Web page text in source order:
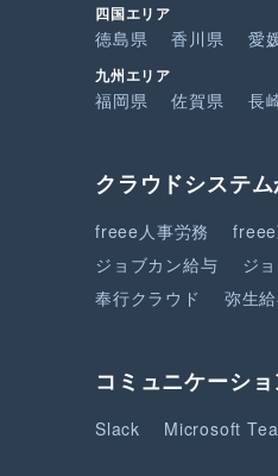
四国エリア
徳島県 香川県 愛
九州エリア
福岡県 佐賀県 長
クラウドシステ
freee人事労務
ジョブカン給与
ジ
奉行クラウド
弥生
コミュニケーシ
Slack Microsoft